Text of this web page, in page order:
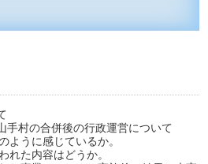
手村の合併後の行政運営について
うに感じているか。
た内容はどうか。